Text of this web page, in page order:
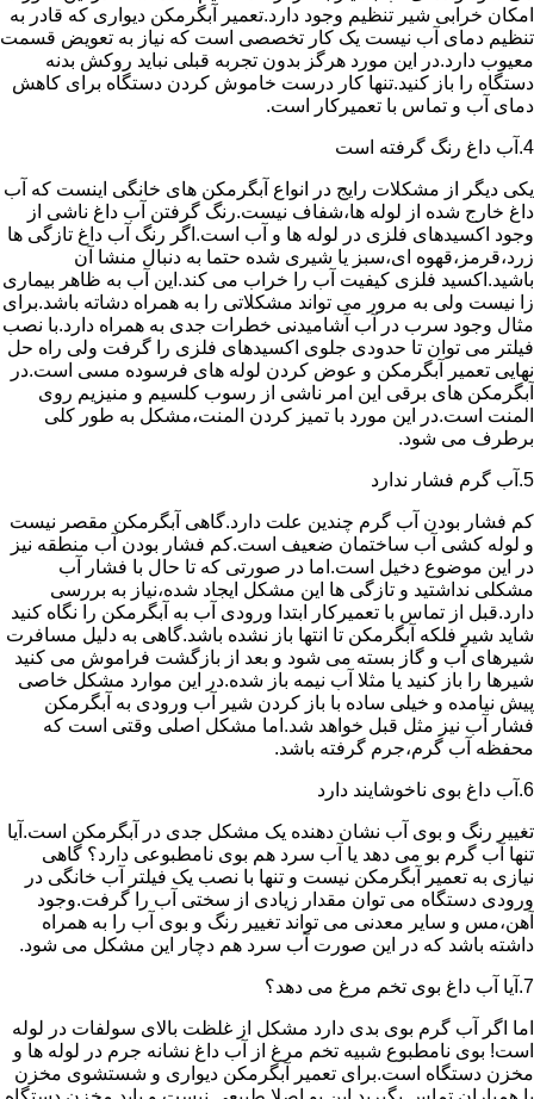
امکان خرابی شیر تنظیم وجود دارد.تعمیر آبگرمکن دیواری که قادر به
تنظیم دمای آب نیست یک کار تخصصی است که نیاز به تعویض قسمت
معیوب دارد.در این مورد هرگز بدون تجربه قبلی نباید روکش بدنه
دستگاه را باز کنید.تنها کار درست خاموش کردن دستگاه برای کاهش
دمای آب و تماس با تعمیرکار است.
4.آب داغ رنگ گرفته است
یکی دیگر از مشکلات رایج در انواع آبگرمکن های خانگی اینست که آب
داغ خارج شده از لوله ها،شفاف نیست.رنگ گرفتن آب داغ ناشی از
وجود اکسیدهای فلزی در لوله ها و آب است.اگر رنگ آب داغ تازگی ها
زرد،قرمز،قهوه ای،سبز یا شیری شده حتما به دنبال منشا آن
باشید.اکسید فلزی کیفیت آب را خراب می کند.این آب به ظاهر بیماری
زا نیست ولی به مرور می تواند مشکلاتی را به همراه دشاته باشد.برای
مثال وجود سرب در آب آشامیدنی خطرات جدی به همراه دارد.با نصب
فیلتر می توان تا حدودی جلوی اکسیدهای فلزی را گرفت ولی راه حل
نهایی تعمیر آبگرمکن و عوض کردن لوله های فرسوده مسی است.در
آبگرمکن های برقی این امر ناشی از رسوب کلسیم و منیزیم روی
المنت است.در این مورد با تمیز کردن المنت،مشکل به طور کلی
برطرف می شود.
5.آب گرم فشار ندارد
کم فشار بودن آب گرم چندین علت دارد.گاهی آبگرمکن مقصر نیست
و لوله کشی آب ساختمان ضعیف است.کم فشار بودن آب منطقه نیز
در این موضوع دخیل است.اما در صورتی که تا حال با فشار آب
مشکلی نداشتید و تازگی ها این مشکل ایجاد شده،نیاز به بررسی
دارد.قبل از تماس با تعمیرکار ابتدا ورودی آب به آبگرمکن را نگاه کنید
شاید شیر فلکه آبگرمکن تا انتها باز نشده باشد.گاهی به دلیل مسافرت
شیرهای آب و گاز بسته می شود و بعد از بازگشت فراموش می کنید
شیرها را باز کنید یا مثلا آب نیمه باز شده.در این موارد مشکل خاصی
پیش نیامده و خیلی ساده با باز کردن شیر آب ورودی به آبگرمکن
فشار آب نیز مثل قبل خواهد شد.اما مشکل اصلی وقتی است که
محفظه آب گرم،جرم گرفته باشد.
6.آب داغ بوی ناخوشایند دارد
تغییر رنگ و بوی آب نشان دهنده یک مشکل جدی در آبگرمکن است.آیا
تنها آب گرم بو می دهد یا آب سرد هم بوی نامطبوعی دارد؟ گاهی
نیازی به تعمیر آبگرمکن نیست و تنها با نصب یک فیلتر آب خانگی در
ورودی دستگاه می توان مقدار زیادی از سختی آب را گرفت.وجود
آهن،مس و سایر معدنی می تواند تغییر رنگ و بوی آب را به همراه
داشته باشد که در این صورت آب سرد هم دچار این مشکل می شود.
7.آیا آب داغ بوی تخم مرغ می دهد؟
اما اگر آب گرم بوی بدی دارد مشکل از غلظت بالای سولفات در لوله
است! بوی نامطبوع شبیه تخم مرغ از آب داغ نشانه جرم در لوله ها و
مخزن دستگاه است.برای تعمیر آبگرمکن دیواری و شستشوی مخزن